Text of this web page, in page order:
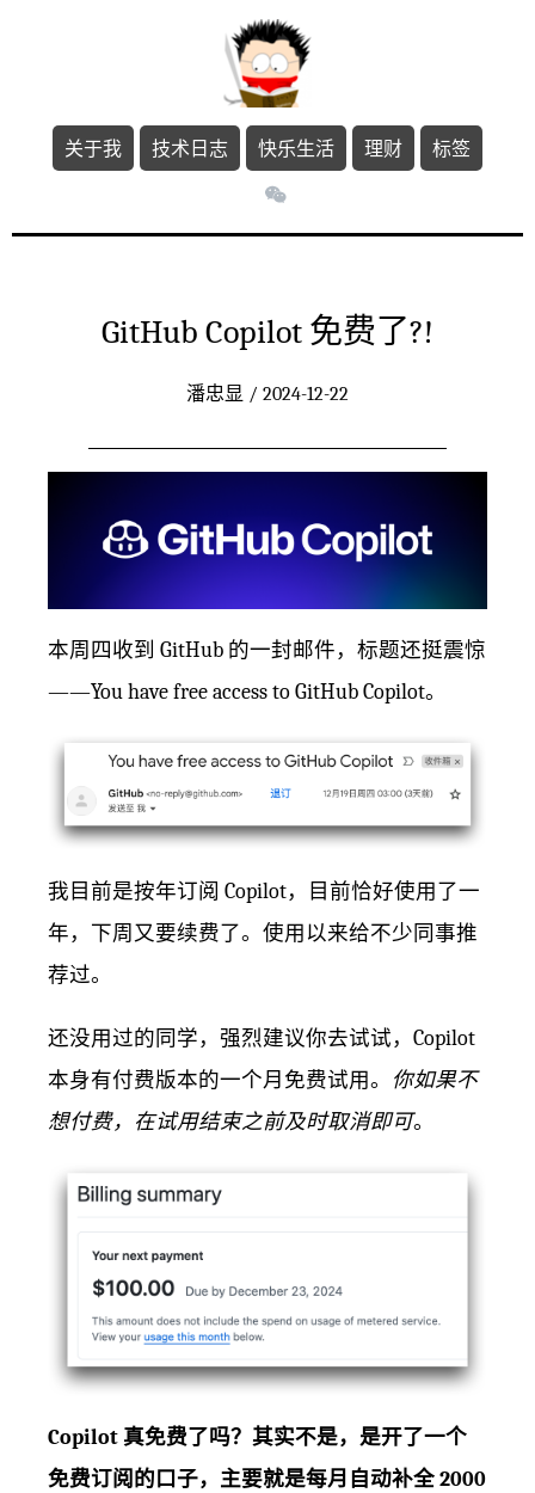
关于我 技术日志 快乐生活 理财 标签
GitHub Copilot 免费了?!
潘忠显 / 2024-12-22
本周四收到 GitHub 的一封邮件，标题还挺震惊
——You have free access to GitHub Copilot。
我目前是按年订阅 Copilot，目前恰好使用了一
年，下周又要续费了。使用以来给不少同事推
荐过。
还没用过的同学，强烈建议你去试试，Copilot
本身有付费版本的一个月免费试用。 你如果不
想付费，在试用结束之前及时取消即可。
Copilot 真免费了吗？ 其实不是，是开了一个
免费订阅的口子，主要就是每月自动补全 2000